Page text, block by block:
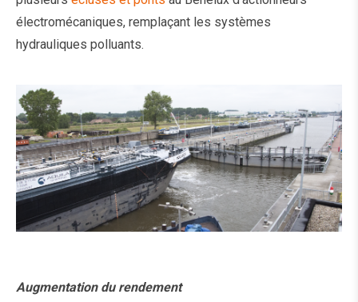
électromécaniques, remplaçant les systèmes
hydrauliques polluants.
Augmentation du rendement